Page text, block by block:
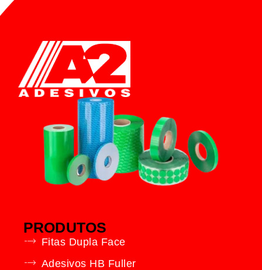
PRODUTOS
Fitas Dupla Face
Adesivos HB Fuller